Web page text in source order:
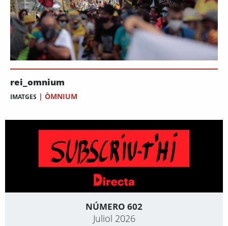
rei_omnium
IMATGES | ÒMNIUM
NÚMERO 602
Juliol 2026